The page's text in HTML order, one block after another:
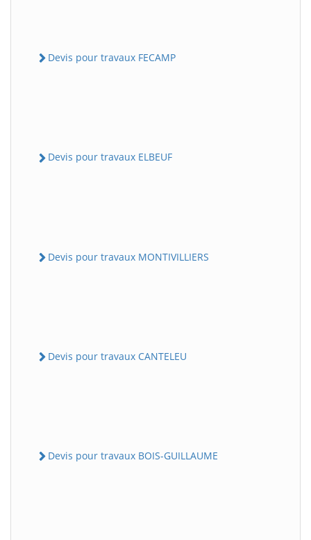
Devis pour travaux FECAMP
Devis pour travaux ELBEUF
Devis pour travaux MONTIVILLIERS
Devis pour travaux CANTELEU
Devis pour travaux BOIS-GUILLAUME